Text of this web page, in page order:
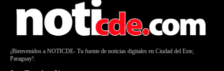
¡Bienvenidos a NOTICDE- Tu fuente de noticias digitales en Ciudad del Este,
Paraguay!.